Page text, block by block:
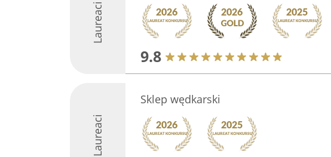
Laureaci
9.8
Laureaci
Sklep wędkarski